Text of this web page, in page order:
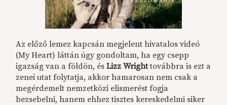
Az előző lemez kapcsán megjelent hivatalos videó
(My Heart) láttán úgy gondoltam, ha egy csepp
igazság van a földön, ésLizz Wrighttovábbra is ezt a
zenei utat folytatja, akkor hamarosan nem csak a
megérdemelt nemzetközi elismerést fogja
bezsebelni, hanem ehhez tisztes kereskedelmi siker